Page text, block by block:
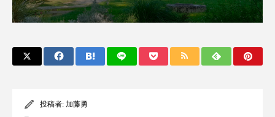
サロン経営 サロン連略 シャネル
スカルプ クレンジング 頻度 スカルプケア
スキンケアルーティン
投稿者: 加藤勇